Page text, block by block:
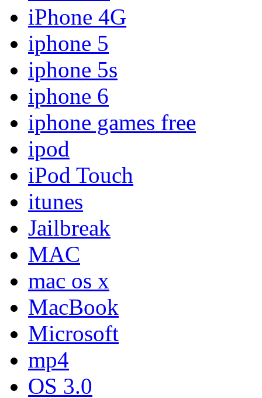
iPhone 4G
iphone 5
iphone 5s
iphone 6
iphone games free
ipod
iPod Touch
itunes
Jailbreak
MAC
mac os x
MacBook
Microsoft
mp4
OS 3.0